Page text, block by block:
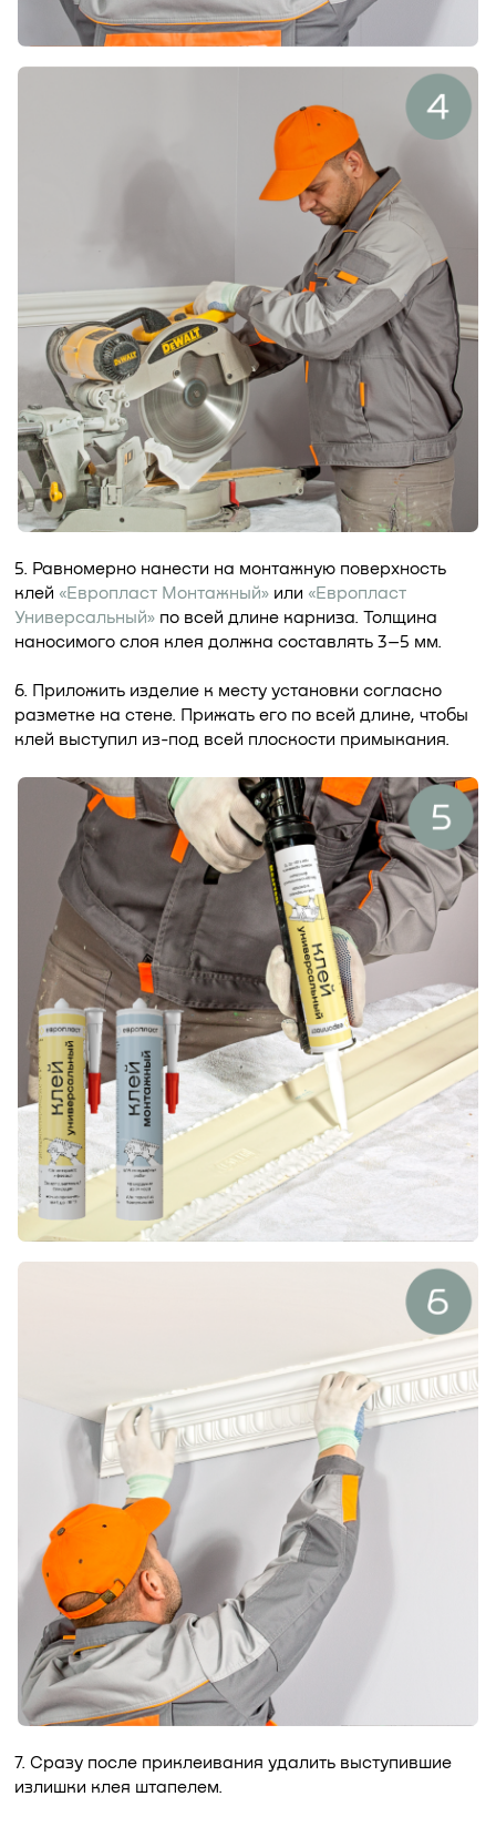
5. Равномерно нанести на монтажную поверхность
клей «Европласт Монтажный»или «Европласт
Универсальный»по всей длине карниза. Толщина
наносимого слоя клея должна составлять 3–5 мм.
6. Приложить изделие к месту установки согласно
разметке на стене. Прижать его по всей длине, чтобы
клей выступил из-под всей плоскости примыкания.
7. Сразу после приклеивания удалить выступившие
излишки клея штапелем.